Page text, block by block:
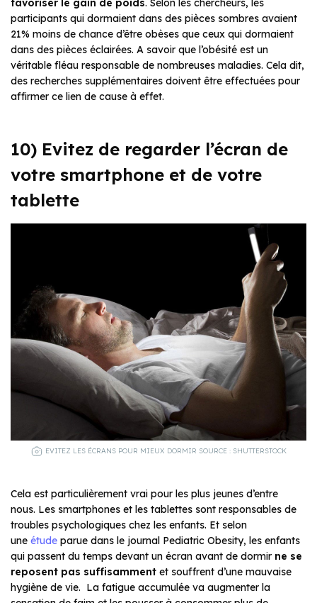
favoriser le gain de poids. Selon les chercheurs, les
participants qui dormaient dans des pièces sombres avaient
21% moins de chance d’être obèses que ceux qui dormaient
dans des pièces éclairées. A savoir que l’obésité est un
véritable fléau responsable de nombreuses maladies. Cela dit,
des recherches supplémentaires doivent être effectuées pour
affirmer ce lien de cause à effet.
10) Evitez de regarder l’écran de
votre smartphone et de votre
tablette
EVITEZ LES ÉCRANS POUR MIEUX DORMIR SOURCE : SHUTTERSTOCK
Cela est particulièrement vrai pour les plus jeunes d’entre
nous. Les smartphones et les tablettes sont responsables de
troubles psychologiques chez les enfants. Et selon
une étude parue dans le journal Pediatric Obesity, les enfants
qui passent du temps devant un écran avant de dormir ne se
reposent pas suffisamment et souffrent d’une mauvaise
hygiène de vie. La fatigue accumulée va augmenter la